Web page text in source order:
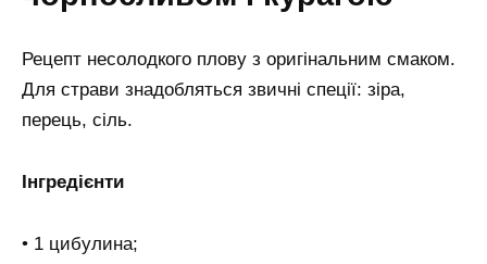
Рецепт несолодкого плову з оригінальним смаком.
Для страви знадобляться звичні спеції: зіра,
перець, сіль.
Інгредієнти
• 1 цибулина;